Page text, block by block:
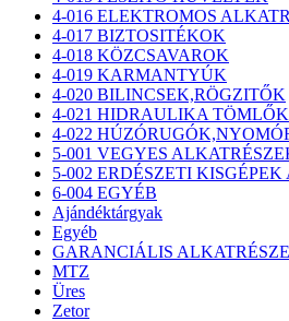
4-016 ELEKTROMOS
4-017 BIZTOSITÉKOK
4-018 KÖZCSAVAROK
4-019 KARMANTYÚK
4-020 BILINCSEK,RÖGZITŐK
4-021 HIDRAULIKA TÖMLŐK
4-022
5-001 VEGYES
5-002 ERDÉSZETI KISGÉPEK
6-004 EGYÉB
Ajándéktárgyak
Egyéb
GARANCIÁLIS
MTZ
Üres
Zetor